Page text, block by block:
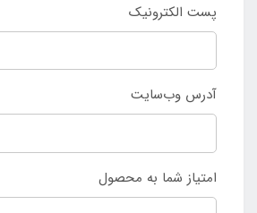
پست الکترونیک
آدرس وب‌سایت
امتیاز شما به محصول